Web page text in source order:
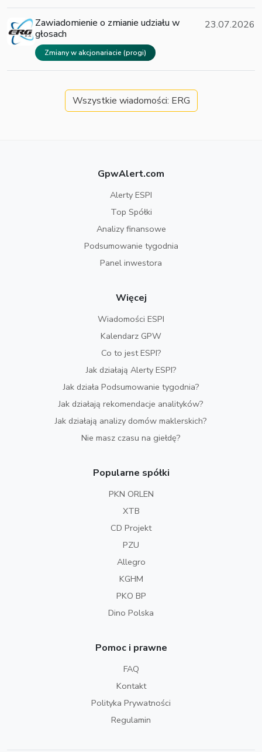
Zawiadomienie o zmianie udziału w
głosach
Zmiany w akcjonariacie (progi)
23.07.2026
Wszystkie wiadomości: ERG
GpwAlert.com
Alerty ESPI
Top Spółki
Analizy finansowe
Podsumowanie tygodnia
Panel inwestora
Więcej
Wiadomości ESPI
Kalendarz GPW
Co to jest ESPI?
Jak działają Alerty ESPI?
Jak działa Podsumowanie tygodnia?
Jak działają rekomendacje analityków?
Jak działają analizy domów maklerskich?
Nie masz czasu na giełdę?
Popularne spółki
PKN ORLEN
XTB
CD Projekt
PZU
Allegro
KGHM
PKO BP
Dino Polska
Pomoc i prawne
FAQ
Kontakt
Polityka Prywatności
Regulamin